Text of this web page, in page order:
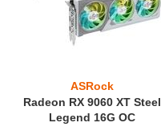
ASRock
Radeon RX 9060 XT Steel
Legend 16G OC